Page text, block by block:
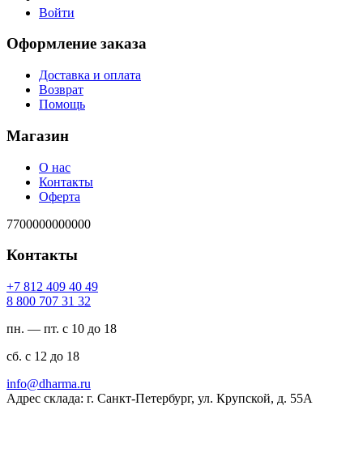
Войти
Оформление заказа
Доставка и оплата
Возврат
Помощь
Магазин
О нас
Контакты
Оферта
7700000000000
Контакты
94 04 904 218 7+
23 13 707 008 8
пн. — пт. с 10 до 18
сб. с 12 до 18
ur.amrahd@ofni
Адрес склада: г. Санкт-Петербург, ул. Крупской, д. 55А